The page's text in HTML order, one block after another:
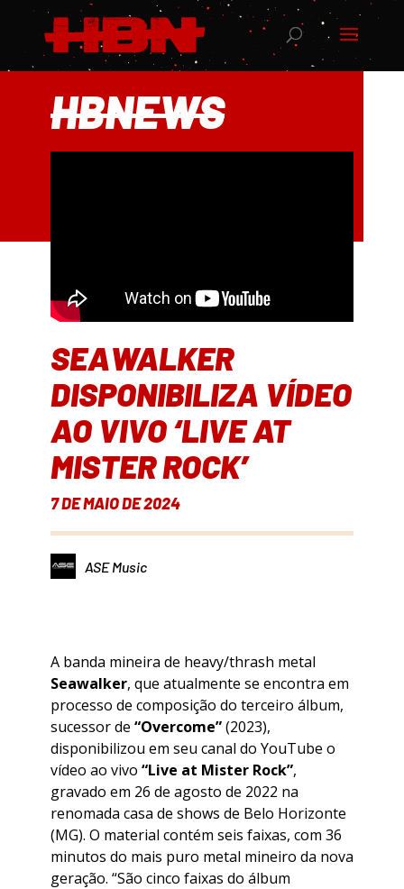
HBNEWS
SEAWALKER
DISPONIBILIZA VÍDEO
AO VIVO ‘LIVE AT
MISTER ROCK’
7 DE MAIO DE 2024
ASE Music
A banda mineira de heavy/thrash metal
Seawalker, que atualmente se encontra em
processo de composição do terceiro álbum,
sucessor de “Overcome”(2023),
disponibilizou em seu canal do YouTube o
vídeo ao vivo “Live at Mister Rock”,
gravado em 26 de agosto de 2022 na
renomada casa de shows de Belo Horizonte
(MG). O material contém seis faixas, com 36
minutos do mais puro metal mineiro da nova
geração. “São cinco faixas do álbum